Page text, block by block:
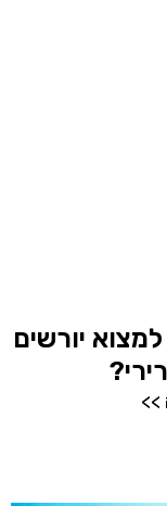
יורשים